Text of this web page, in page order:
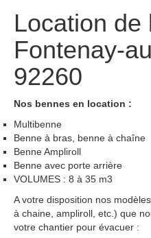
Location de
Fontenay-
92260
Nos bennes en location :
Multibenne
Benne à bras, benne à chaîne
Benne Ampliroll
Benne avec porte arrière
VOLUMES : 8 à 35 m3
A votre disposition nos
à chaine, ampliroll, etc.) que
votre chantier pour évacuer :